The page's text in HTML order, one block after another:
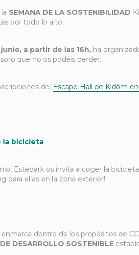
SEMANA DE LA SOSTENIBILIDAD
por todo lo alto.
a partir de las 16h, ha
que no os podéis perder.
del Escape Hall de Kidôm
la bicicleta
Estepark os invita a coger la
para ellas en la zona exterior!
dentro de los propósitos de
DE DESARROLLO SOSTENIBLE